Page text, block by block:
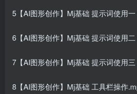
5【AI图形创作】Mj基础 提示词使用
6【AI图形创作】Mj基础 提示词使用
7【AI图形创作】Mj基础 提示词使用
8【AI图形创作】Mj基础 工具栏操作